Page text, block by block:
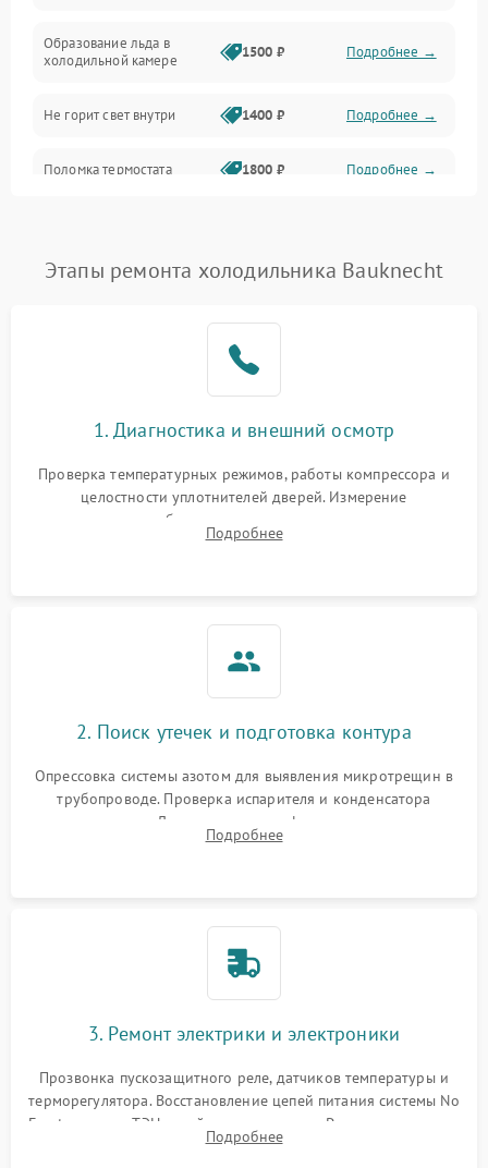
Образование льда в
холодильной камере
1500 ₽ Подробнее →
Не горит свет внутри 1400 ₽ Подробнее →
Поломка термостата 1800 ₽ Подробнее →
Поломка системы No Frost 2600 ₽ Подробнее →
работе
2000 ₽ Подробнее →
1000 ₽
1800 ₽
Этапы ремонта холодильника Bauknecht
1. Диагностика и внешний осмотр
Проверка температурных режимов, работы компрессора и
целостности уплотнителей дверей. Измерение
сопротивления обмоток мотора, проверка термостата и
считывание кодов ошибок с электронного дисплея.
Подробнее
2. Поиск утечек и подготовка контура
Опрессовка системы азотом для выявления микротрещин в
трубопроводе. Проверка испарителя и конденсатора
течеискателем. Демонтаж старого фильтра-осушителя и
продувка капиллярной трубки для устранения засоров.
Подробнее
3. Ремонт электрики и электроники
Прозвонка пускозащитного реле, датчиков температуры и
терморегулятора. Восстановление цепей питания системы No
Frost, включая ТЭН оттайки и вентилятор. Ремонт или замена
платы управления при сбоях алгоритмов.
Подробнее